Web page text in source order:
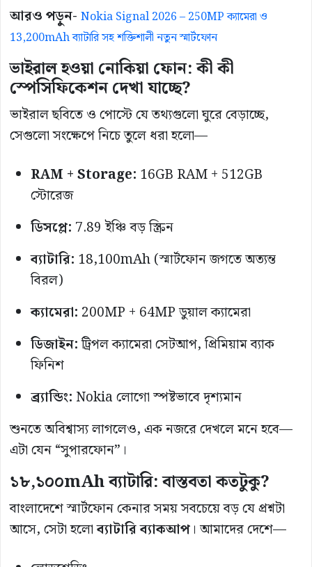
আরও পড়ুন- Nokia Signal 2026 – 250MP ক্যামেরা ও
13,200mAh ব্যাটারি সহ শক্তিশালী নতুন স্মার্টফোন
ভাইরাল হওয়া নোকিয়া ফোন: কী কী
স্পেসিফিকেশন দেখা যাচ্ছে?
ভাইরাল ছবিতে ও পোস্টে যে তথ্যগুলো ঘুরে বেড়াচ্ছে,
সেগুলো সংক্ষেপে নিচে তুলে ধরা হলো—
RAM + Storage: 16GB RAM + 512GB
স্টোরেজ
ডিসপ্লে: 7.89 ইঞ্চি বড় স্ক্রিন
ব্যাটারি: 18,100mAh (স্মার্টফোন জগতে অত্যন্ত
বিরল)
ক্যামেরা: 200MP + 64MP ডুয়াল ক্যামেরা
ডিজাইন:ট্রিপল ক্যামেরা সেটআপ, প্রিমিয়াম ব্যাক
ফিনিশ
ব্র্যান্ডিং: Nokia লোগো স্পষ্টভাবে দৃশ্যমান
শুনতে অবিশ্বাস্য লাগলেও, এক নজরে দেখলে মনে হবে—
এটা যেন “সুপারফোন”।
১৮,১০০mAh ব্যাটারি: বাস্তবতা কতটুকু?
বাংলাদেশে স্মার্টফোন কেনার সময় সবচেয়ে বড় যে প্রশ্নটা
আসে, সেটা হলোব্যাটারি ব্যাকআপ। আমাদের দেশে—